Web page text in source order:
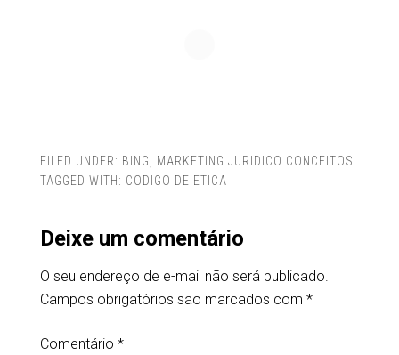
FILED UNDER: BING, MARKETING JURIDICO CONCEITOS
TAGGED WITH: CODIGO DE ETICA
Deixe um comentário
O seu endereço de e-mail não será publicado.
Campos obrigatórios são marcados com *
Comentário *